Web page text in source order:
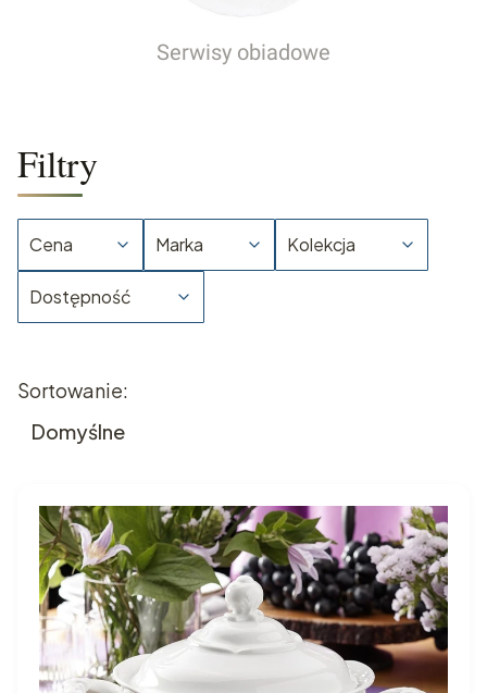
Serwisy obiadowe
Filtry
Cena Marka Kolekcja
Dostępność
Lista produktów
Sortowanie:
Domyślne